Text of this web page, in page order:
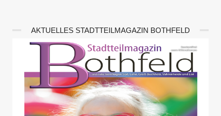
AKTUELLES STADTTEILMAGAZIN BOTHFELD